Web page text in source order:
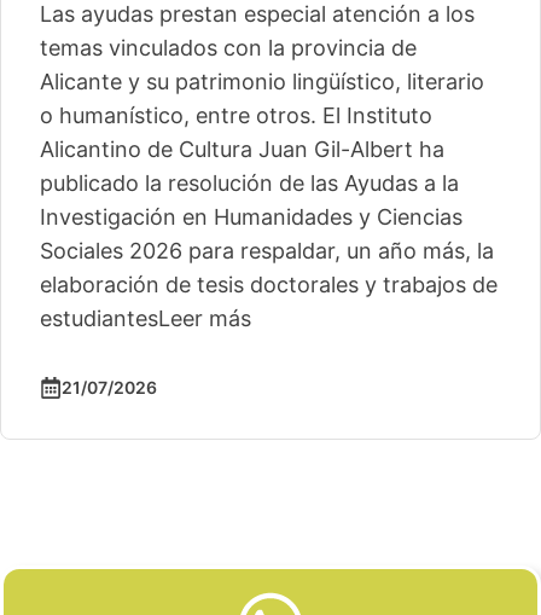
Las ayudas prestan especial atención a los
temas vinculados con la provincia de
Alicante y su patrimonio lingüístico, literario
o humanístico, entre otros. El Instituto
Alicantino de Cultura Juan Gil-Albert ha
publicado la resolución de las Ayudas a la
Investigación en Humanidades y Ciencias
Sociales 2026 para respaldar, un año más, la
elaboración de tesis doctorales y trabajos de
estudiantesLeer más
21/07/2026